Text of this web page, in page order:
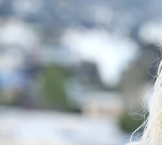
Cyrus no se habla con su padre y